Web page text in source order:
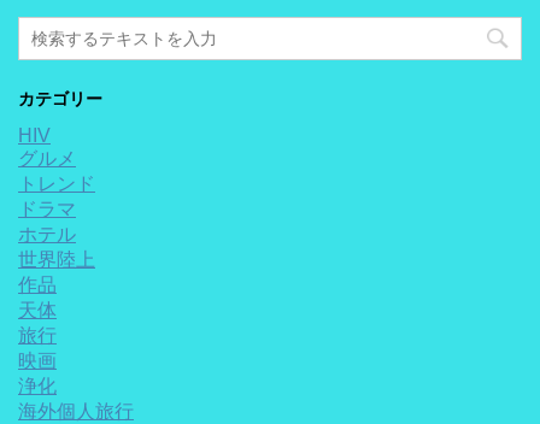
カテゴリー
HIV
グルメ
トレンド
ドラマ
ホテル
世界陸上
作品
天体
旅行
映画
浄化
海外個人旅行